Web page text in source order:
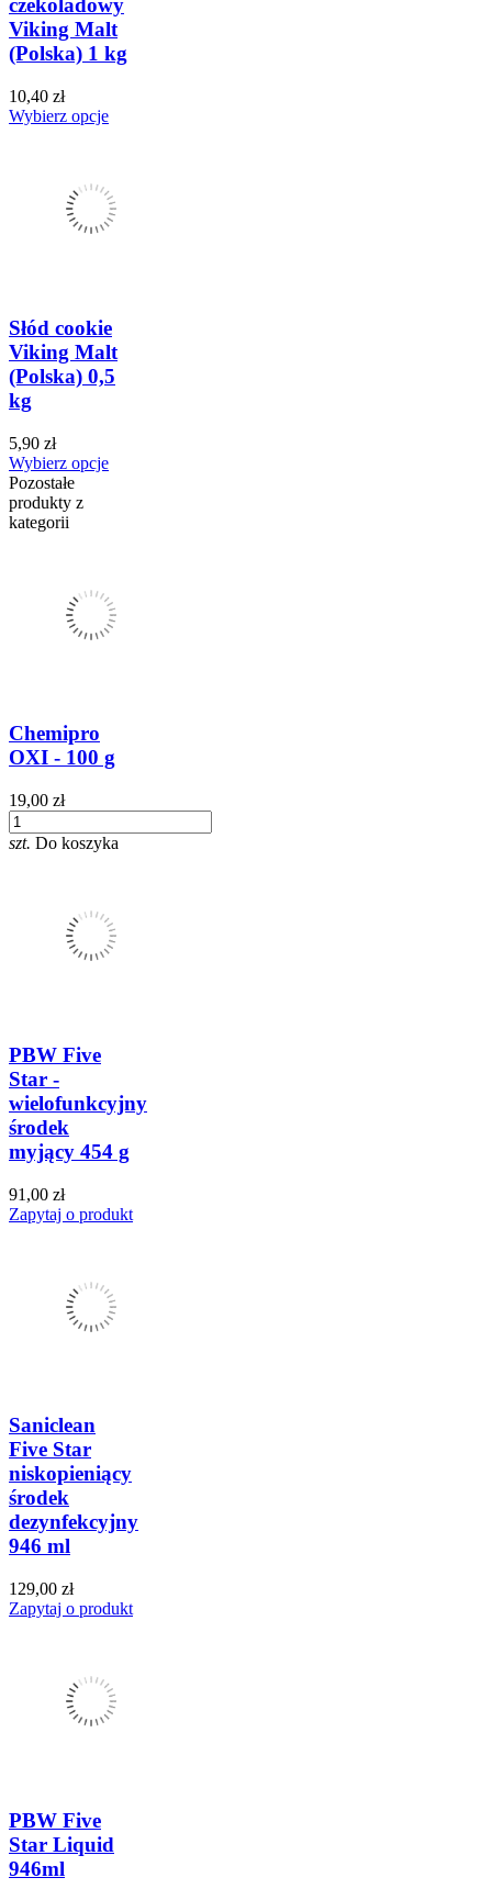
czekoladowy
Viking Malt
(Polska) 1 kg
10,40 zł
Wybierz opcje
Słód cookie
Viking Malt
(Polska) 0,5
kg
5,90 zł
Wybierz opcje
Pozostałe
produkty z
kategorii
Chemipro
OXI - 100 g
19,00 zł
szt. Do koszyka
PBW Five
Star -
wielofunkcyjny
środek
myjący 454 g
91,00 zł
Zapytaj o produkt
Saniclean
Five Star
niskopieniący
środek
dezynfekcyjny
946 ml
129,00 zł
Zapytaj o produkt
PBW Five
Star Liquid
946ml